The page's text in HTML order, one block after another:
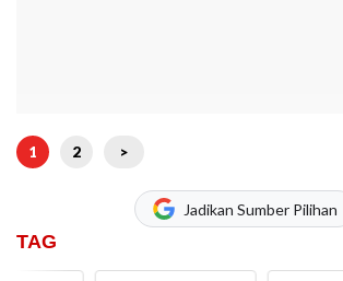
1 2 >
Jadikan Sumber Pilihan
TAG